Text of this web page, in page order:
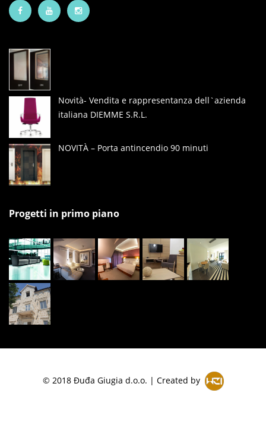
Novità- Vendita e rappresentanza dell`azienda
italiana DIEMME S.R.L.
NOVITÀ – Porta antincendio 90 minuti
Progetti in primo piano
© 2018 Đuđa Giugia d.o.o. | Created by